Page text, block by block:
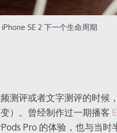
iPhone SE 2 下一个生命周期
测评或者文字测评的时候
）。曾经制作过一期播客
Pro 的体验，也与当时